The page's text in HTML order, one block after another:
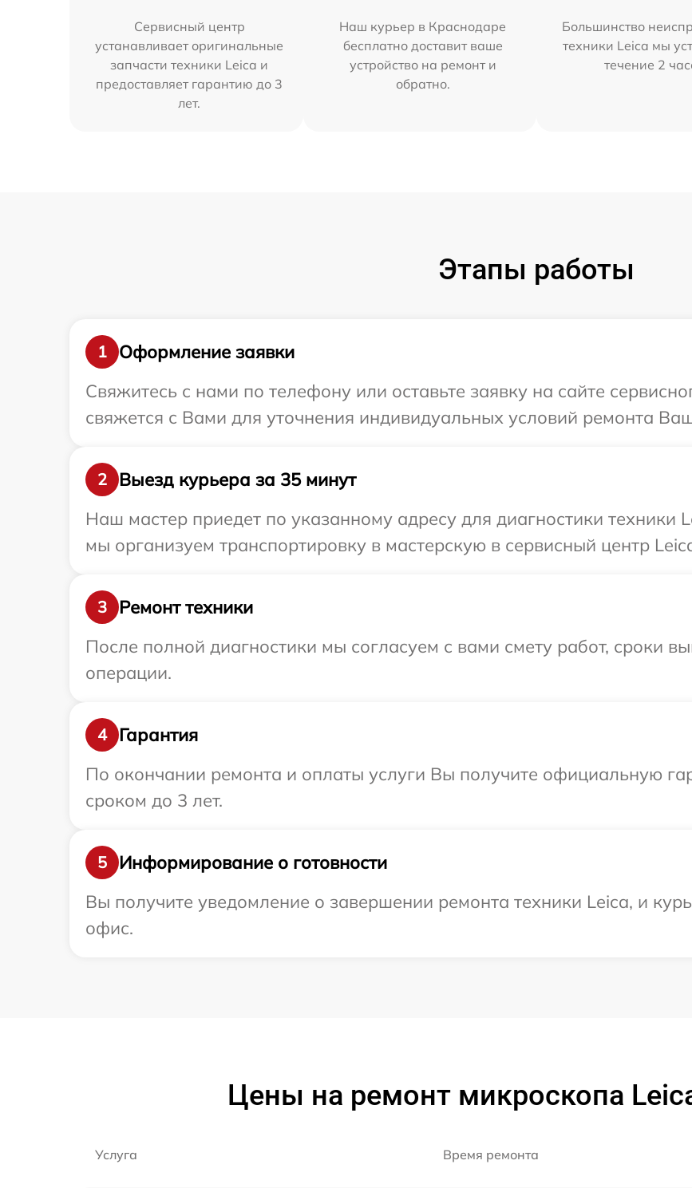
Сервисный центр
устанавливает оригинальные
запчасти техники Leica и
предоставляет гарантию до 3
лет.
Наш курьер в Краснодаре
бесплатно доставит ваше
устройство на ремонт и
обратно.
Большинство
техники Leica мы
течение 2
Этапы работы
1
Оформление заявки
Свяжитесь с нами по телефону или оставьте заявку на сайте
свяжется с Вами для уточнения индивидуальных условий ремонта
2
Выезд курьера за 35 минут
Наш мастер приедет по указанному адресу для диагностики техники
мы организуем транспортировку в мастерскую в сервисный центр
3
Ремонт техники
После полной диагностики мы согласуем с вами смету работ, сроки
операции.
4
Гарантия
По окончании ремонта и оплаты услуги Вы получите официальную
сроком до 3 лет.
5
Информирование о готовности
Вы получите уведомление о завершении ремонта техники Leica, и
офис.
Цены на ремонт микроскопа
Услуга Время ремонта